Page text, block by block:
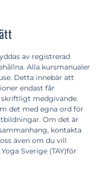
av registrerad
Alla kursmanualer
Detta innebär att
endast får
skriftligt medgivande.
det med egna ord för
Om det är
kontakta
även om du vill
Sverige (TAY)för